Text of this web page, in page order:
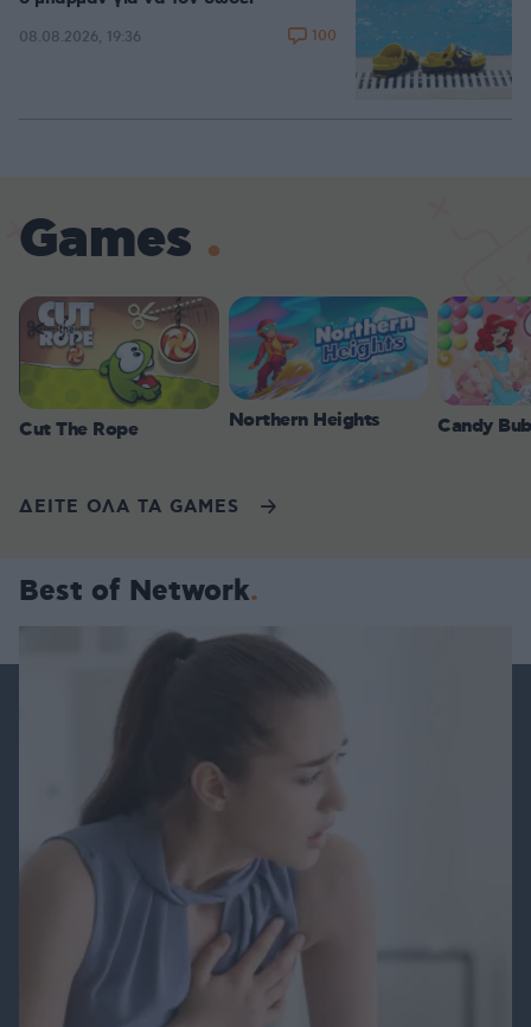
08.08.2026, 19:36 100
Games
Cut The Rope Northern Heights Candy
ΔΕΙΤΕ ΟΛΑ ΤΑ GAMES
Best of Network